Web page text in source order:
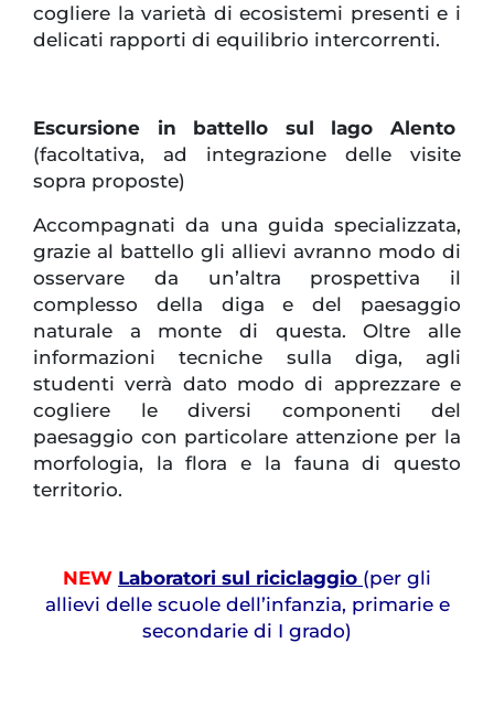
cogliere la varietà di ecosistemi presenti e i
delicati rapporti di equilibrio intercorrenti.
Escursione in battello sul lago Alento
(facoltativa, ad integrazione delle visite
sopra proposte)
Accompagnati da una guida specializzata,
grazie al battello gli allievi avranno modo di
osservare da un’altra prospettiva il
complesso della diga e del paesaggio
naturale a monte di questa. Oltre alle
informazioni tecniche sulla diga, agli
studenti verrà dato modo di apprezzare e
cogliere le diversi componenti del
paesaggio con particolare attenzione per la
morfologia, la flora e la fauna di questo
territorio.
NEW Laboratori sul riciclaggio (per gli
allievi delle scuole dell’infanzia, primarie e
secondarie di I grado)